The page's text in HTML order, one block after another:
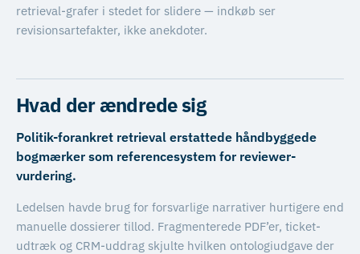
retrieval-grafer i stedet for slidere — indkøb ser
revisionsartefakter, ikke anekdoter.
Hvad der ændrede sig
Politik-forankret retrieval erstattede håndbyggede
bogmærker som referencesystem for reviewer-
vurdering.
Ledelsen havde brug for forsvarlige narrativer hurtigere end
manuelle dossierer tillod. Fragmenterede PDF’er, ticket-
udtræk og CRM-uddrag skjulte hvilken ontologiudgave der